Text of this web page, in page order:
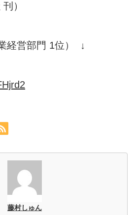
）
経営部門 1位） ↓
藤村しゅん